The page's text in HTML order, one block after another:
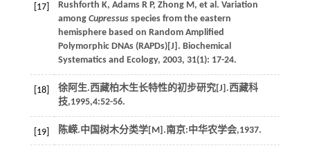
[17] Rushforth K, Adams R P, Zhong M, et al. Variation
among Cupressusspecies from the eastern
hemisphere based on Random Amplified
Polymorphic DNAs (RAPDs)[J]. Biochemical
Systematics and Ecology, 2003, 31(1): 17-24.
[18] 徐阿生.西藏柏木生长特性的初步研究[J].西藏科
技,1995,4:52-56.
[19] 陈嵘.中国树木分类学[M].南京:中华农学会,1937.